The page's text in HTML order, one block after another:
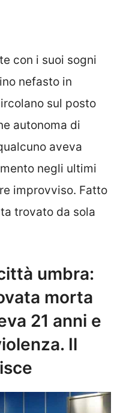
con i suoi sogni
nefasto in
sul posto
autonoma di
aveva
negli ultimi
improvviso. Fatto
trovato da sola
umbra:
morta
21 anni e
Il